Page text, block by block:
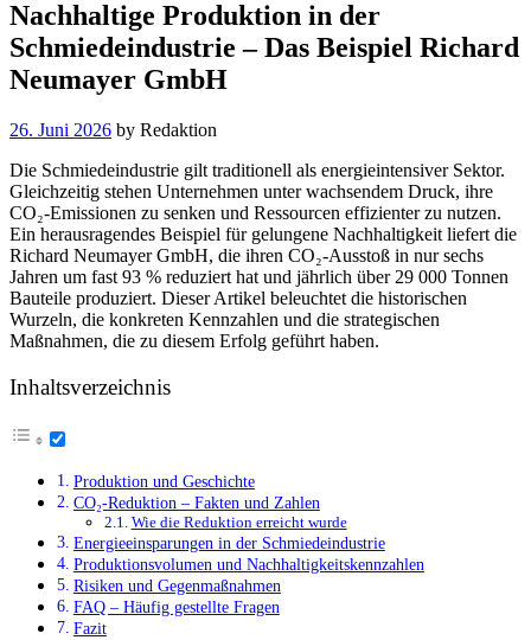
Nachhaltige Produktion in der
Schmiedeindustrie – Das Beispiel Richard
Neumayer GmbH
26. Juni 2026 by Redaktion
Die Schmiedeindustrie gilt traditionell als energieintensiver Sektor.
Gleichzeitig stehen Unternehmen unter wachsendem Druck, ihre
CO₂-Emissionen zu senken und Ressourcen effizienter zu nutzen.
Ein herausragendes Beispiel für gelungene Nachhaltigkeit liefert die
Richard Neumayer GmbH, die ihren CO₂-Ausstoß in nur sechs
Jahren um fast 93 % reduziert hat und jährlich über 29 000 Tonnen
Bauteile produziert. Dieser Artikel beleuchtet die historischen
Wurzeln, die konkreten Kennzahlen und die strategischen
Maßnahmen, die zu diesem Erfolg geführt haben.
Inhaltsverzeichnis
Produktion und Geschichte
CO₂-Reduktion – Fakten und Zahlen
Wie die Reduktion erreicht wurde
Energieeinsparungen in der Schmiedeindustrie
Produktionsvolumen und Nachhaltigkeitskennzahlen
Risiken und Gegenmaßnahmen
FAQ – Häufig gestellte Fragen
Fazit